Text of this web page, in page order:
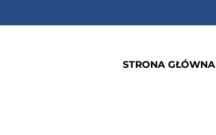
STRONA GŁÓWNA